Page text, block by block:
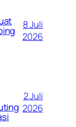
8 Juli
2026
2 Juli
2026